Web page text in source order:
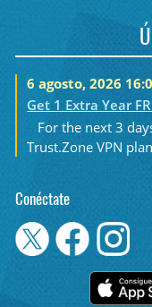
6 agosto, 2026
Get 1 Extra Year
For the next 3
Trust.Zone VPN
Conéctate